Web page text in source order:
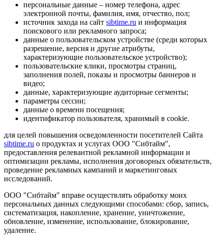
персональные данные – номер телефона, адрес
электронной почты, фамилия, имя, отчество, пол;
источник захода на сайт sibtime.ru и информация
поискового или рекламного запроса;
данные о пользовательском устройстве (среди которых
разрешение, версия и другие атрибуты,
характеризующие пользовательское устройство);
пользовательские клики, просмотры страниц,
заполнения полей, показы и просмотры баннеров и
видео;
данные, характеризующие аудиторные сегменты;
параметры сессии;
данные о времени посещения;
идентификатор пользователя, хранимый в cookie.
для целей повышения осведомленности посетителей Сайта
sibtime.ru о продуктах и услугах ООО "Сибтайм",
предоставления релевантной рекламной информации и
оптимизации рекламы, исполнения договорных обязательств,
проведение рекламных кампаний и маркетинговых
исследований.
ООО "Сибтайм" вправе осуществлять обработку моих
персональных данных следующими способами: сбор, запись,
систематизация, накопление, хранение, уничтожение,
обновление, изменение, использование, блокирование,
удаление.